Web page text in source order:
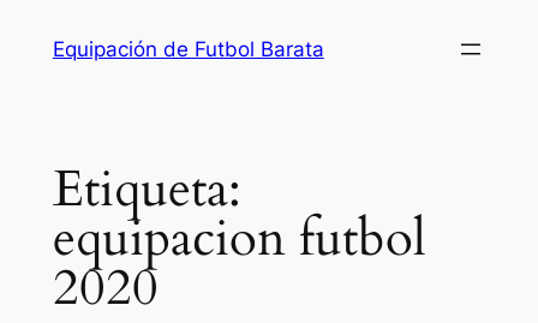
Equipación de Futbol Barata
Etiqueta:
equipacion futbol
2020